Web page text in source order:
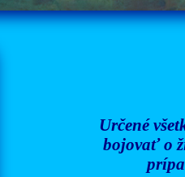
Určené
bojovať o